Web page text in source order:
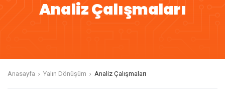
Analiz Çalışmaları
Anasayfa Yalın Dönüşüm Analiz Çalışmaları